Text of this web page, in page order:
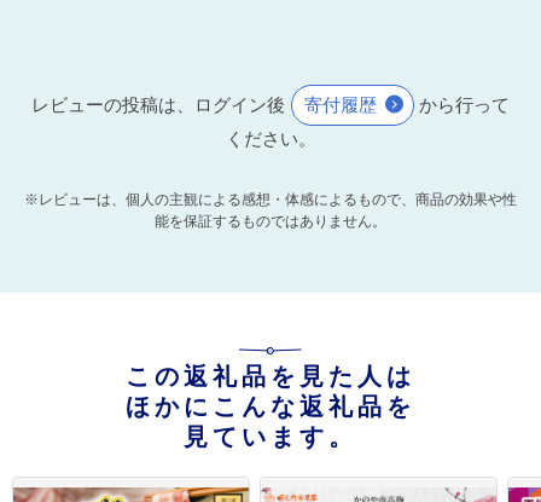
レビューの投稿は、ログイン後 寄付履歴
から行って
ください。
※レビューは、個人の主観による感想・体感によるもので、商品の効果や性
能を保証するものではありません。
この返礼品を見た人は
ほかにこんな返礼品を
見ています。